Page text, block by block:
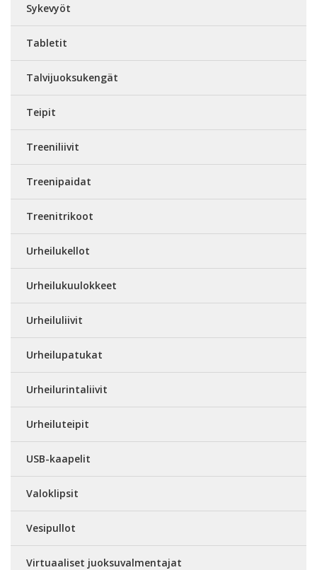
Sykevyöt
Tabletit
Talvijuoksukengät
Teipit
Treeniliivit
Treenipaidat
Treenitrikoot
Urheilukellot
Urheilukuulokkeet
Urheiluliivit
Urheilupatukat
Urheilurintaliivit
Urheiluteipit
USB-kaapelit
Valoklipsit
Vesipullot
Virtuaaliset juoksuvalmentajat